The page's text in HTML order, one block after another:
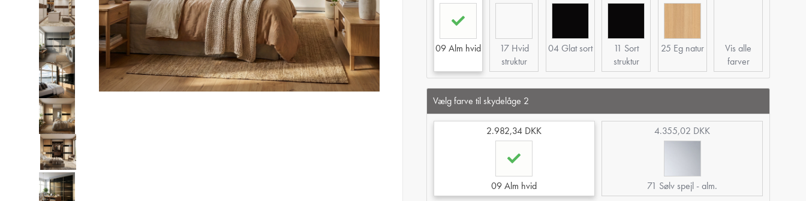
09 Alm hvid
17 Hvid
struktur
04 Glat sort
11 Sort
struktur
25 Eg natur
Vis alle
farver
Vælg farve til skydelåge 2
2.982,34 DKK
09 Alm hvid
4.355,02 DKK
71 Sølv spejl - alm.